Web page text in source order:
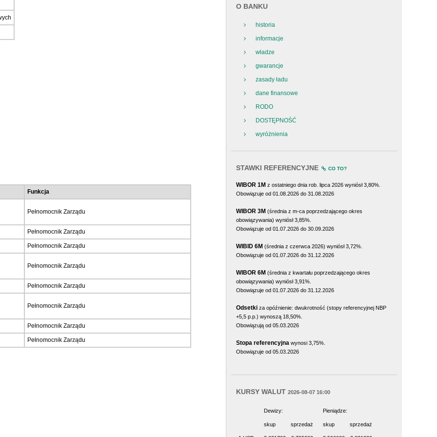
Funkcja
Pełnomocnik Zarządu
Pełnomocnik Zarządu
Pełnomocnik Zarządu
Pełnomocnik Zarządu
Pełnomocnik Zarządu
Pełnomocnik Zarządu
Pełnomocnik Zarządu
Pełnomocnik Zarządu
O BANKU
historia
informacje
władze
gwarancje
zasady ładu
dane finansowe
RODO
DOSTĘPNOŚĆ
wyróżnienia
STAWKI REFERENCYJNE CO TO?
WIBOR 1M z ostatniego dnia rob. lipca 2026 wyniósł 3,80%.
Obowiązuje od 01.08.2026 do 31.08.2026
WIBOR 3M (średnia z m-ca poprzedzającego okres
obowiązywania) wyniósł 3,85%.
Obowiązuje od 01.07.2026 do 30.09.2026
WIBID 6M (średnia z czerwca 2026) wyniósł 3,72%.
Obowiązuje od 01.07.2026 do 31.12.2026
WIBOR 6M (średnia z kwartału poprzedzającego okres
obowiązywania) wyniósł 3,91%.
Obowiązuje od 01.07.2026 do 31.12.2026
Odsetki za opóźnienie: dwukrotność (stopy referencyjnej NBP
+5,5 p.p.) wynoszą 18,50%.
Obowiązują od 05.03.2026
Stopa referencyjna wynosi 3,75%.
Obowiązuje od 05.03.2026
KURSY WALUT 2026-08-07 16:00
Dewizy: Pieniądze:
skup sprzedaż skup sprzedaż